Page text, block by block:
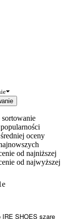
oceny
od najniższej
od najwyższej
IRE SHOES szare